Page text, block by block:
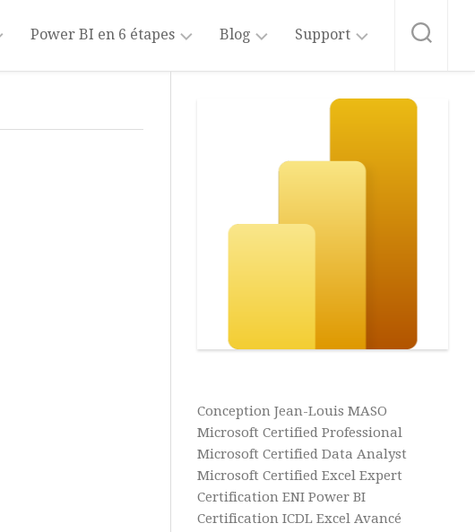
Power BI en 6 étapes
Modéliser
Blog Support
propos
site
Blog
BI
Business
Intelligence
Analyse
de
Conception Jean-Louis MASO
Microsoft Certified Professional
Microsoft Certified Data Analyst
Microsoft Certified Excel Expert
Certification ENI Power BI
Certification ICDL Excel Avancé